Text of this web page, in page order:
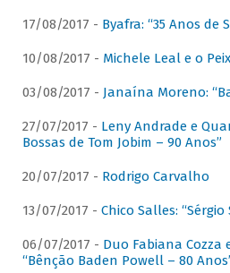
17/08/2017 - Byafra: “35 Anos de
10/08/2017 - Michele Leal e o
03/08/2017 - Janaína Moreno:
27/07/2017 - Leny Andrade e
Bossas de Tom Jobim – 90 Anos”
20/07/2017 - Rodrigo Carvalho
13/07/2017 - Chico Salles:
06/07/2017 - Duo Fabiana Cozza
“Bênção Baden Powell – 80